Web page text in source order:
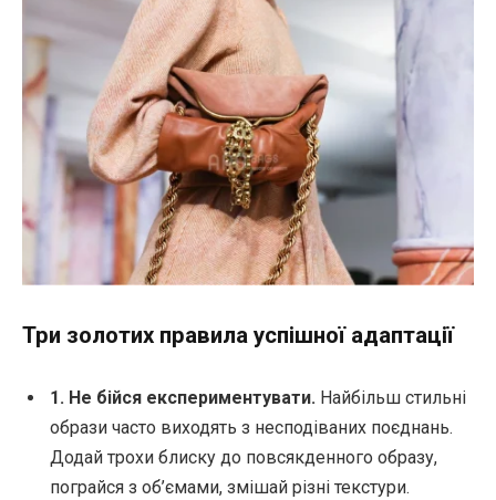
Три золотих правила успішної адаптації
1. Не бійся експериментувати. Найбільш стильні
образи часто виходять з несподіваних поєднань.
Додай трохи блиску до повсякденного образу,
пограйся з об’ємами, змішай різні текстури.